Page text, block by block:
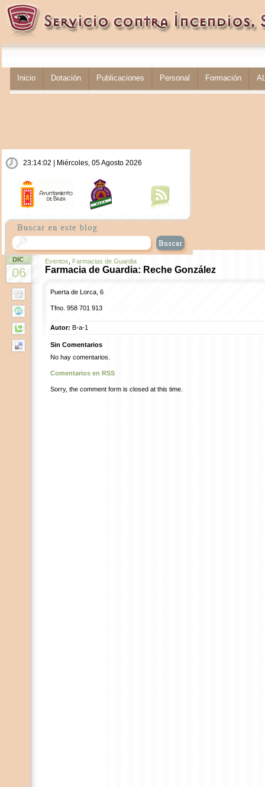
Inicio Dotación Publicaciones Personal Formación
23:14:03 | Miércoles, 05 Agosto 2026
DIC
06
Eventos Farmacias de Guardia
Farmacia de Guardia: Reche González
Puerta de Lorca, 6
Tfno. 958 701 913
Autor: B-a-1
Sin Comentarios
No hay comentarios.
Comentarios en RSS
Sorry, the comment form is closed at this time.